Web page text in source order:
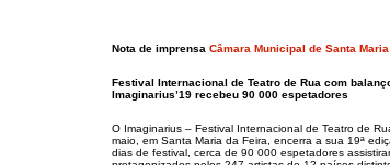
Nota de imprensa Câmara Municipal de Santa
Festival Internacional de Teatro de Rua com
Imaginarius’19 recebeu 90 000 espetadores
O Imaginarius – Festival Internacional de Teatro de
maio, em Santa Maria da Feira, encerra a sua 19ª
dias de festival, cerca de 90 000 espetadores